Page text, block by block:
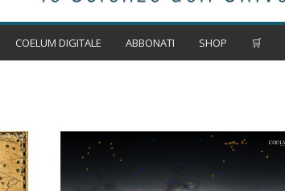
COELUM DIGITALE ABBONATI SHOP 🛒